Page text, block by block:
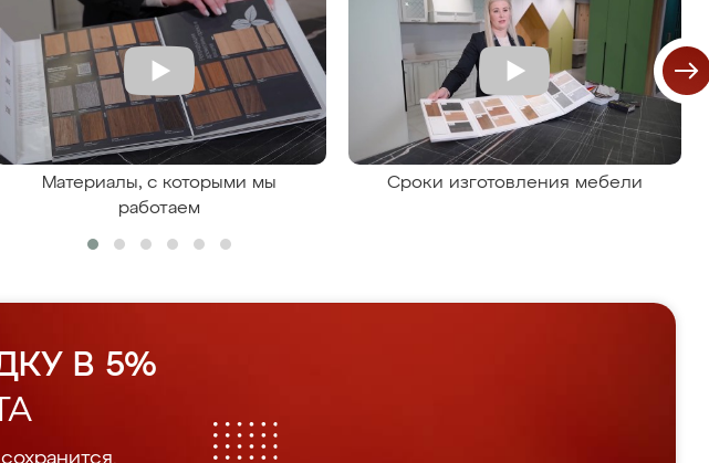
Материалы, с которыми мы
работаем
Сроки изготовления мебели
В 5%